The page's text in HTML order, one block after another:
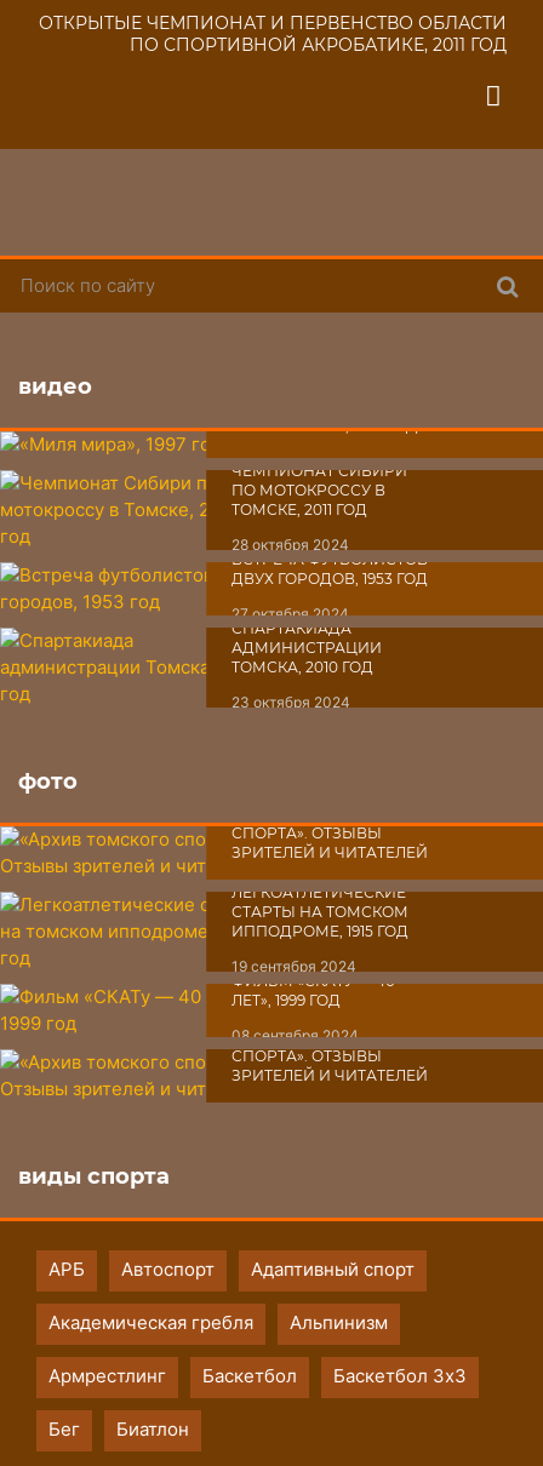
ОТКРЫТЫЕ ЧЕМПИОНАТ И ПЕРВЕНСТВО ОБЛАСТИ
ПО СПОРТИВНОЙ АКРОБАТИКЕ, 2011 ГОД
видео
«МИЛЯ МИРА», 1997 ГОД
30 октября 2024
ЧЕМПИОНАТ СИБИРИ
ПО МОТОКРОССУ В
ТОМСКЕ, 2011 ГОД
28 октября 2024
ВСТРЕЧА ФУТБОЛИСТОВ
ДВУХ ГОРОДОВ, 1953 ГОД
27 октября 2024
СПАРТАКИАДА
АДМИНИСТРАЦИИ
ТОМСКА, 2010 ГОД
23 октября 2024
фото
СПОРТА». ОТЗЫВЫ
ЗРИТЕЛЕЙ И ЧИТАТЕЛЕЙ
03 октября 2024
ЛЕГКОАТЛЕТИЧЕСКИЕ
СТАРТЫ НА ТОМСКОМ
ИППОДРОМЕ, 1915 ГОД
19 сентября 2024
ФИЛЬМ «СКАТУ ― 40
ЛЕТ», 1999 ГОД
08 сентября 2024
«АРХИВ ТОМСКОГО
СПОРТА». ОТЗЫВЫ
ЗРИТЕЛЕЙ И ЧИТАТЕЛЕЙ
виды спорта
АРБ Автоспорт Адаптивный спорт
Академическая гребля Альпинизм
Армрестлинг Баскетбол Баскетбол 3х3
Бег Биатлон